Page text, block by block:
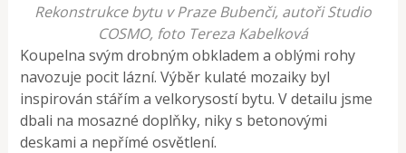
Rekonstrukce bytu v Praze Bubenči, autoři Studio
COSMO, foto Tereza Kabelková
Koupelna svým drobným obkladem a oblými rohy
navozuje pocit lázní. Výběr kulaté mozaiky byl
inspirován stářím a velkorysostí bytu. V detailu jsme
dbali na mosazné doplňky, niky s betonovými
deskami a nepřímé osvětlení.